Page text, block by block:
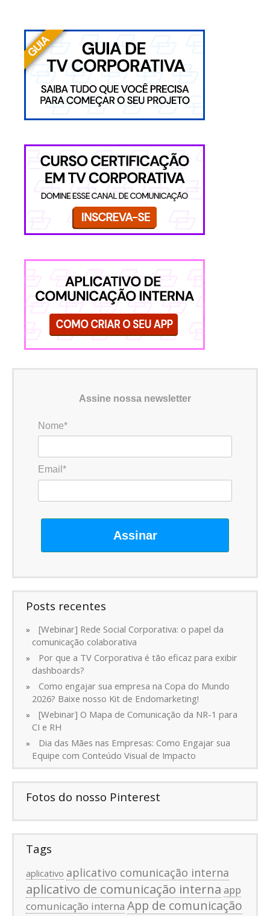
Assine nossa newsletter
Nome*
Email*
Assinar
Posts recentes
[Webinar] Rede Social Corporativa: o papel da
comunicação colaborativa
Por que a TV Corporativa é tão eficaz para exibir
dashboards?
Como engajar sua empresa na Copa do Mundo
2026? Baixe nosso Kit de Endomarketing!
[Webinar] O Mapa de Comunicação da NR-1 para
CI e RH
Dia das Mães nas Empresas: Como Engajar sua
Equipe com Conteúdo Visual de Impacto
Fotos do nosso Pinterest
Tags
aplicativo aplicativo comunicação interna
aplicativo de comunicação interna app
comunicação interna App de comunicação